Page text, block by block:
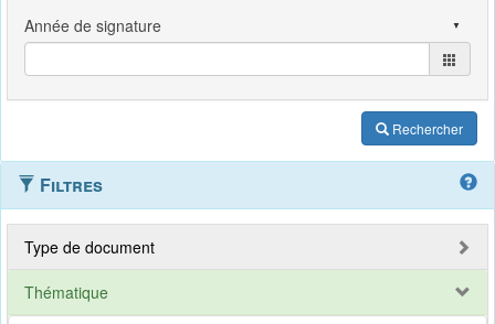
Rechercher
Filtres
Type de document
Thématique